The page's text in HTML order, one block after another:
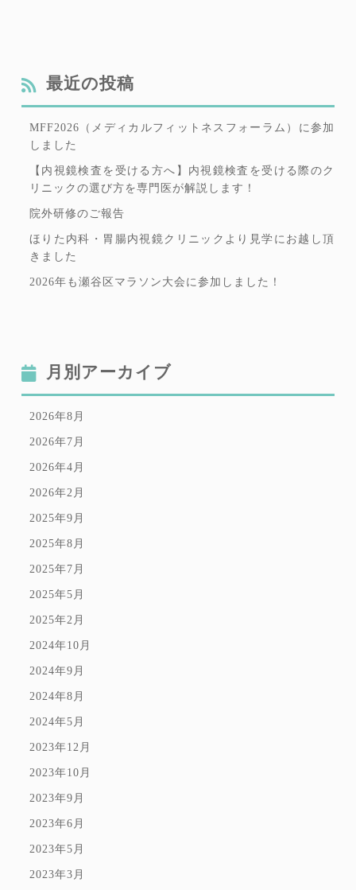
最近の投稿
MFF2026（メディカルフィットネスフォーラム）に参加
しました
【内視鏡検査を受ける方へ】内視鏡検査を受ける際のク
リニックの選び方を専門医が解説します！
院外研修のご報告
ほりた内科・胃腸内視鏡クリニックより見学にお越し頂
きました
2026年も瀬谷区マラソン大会に参加しました！
月別アーカイブ
2026年8月
2026年7月
2026年4月
2026年2月
2025年9月
2025年8月
2025年7月
2025年5月
2025年2月
2024年10月
2024年9月
2024年8月
2024年5月
2023年12月
2023年10月
2023年9月
2023年6月
2023年5月
2023年3月